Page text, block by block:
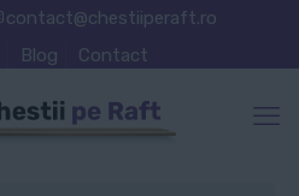
contact@chestiiperaft.ro
Blog Contact